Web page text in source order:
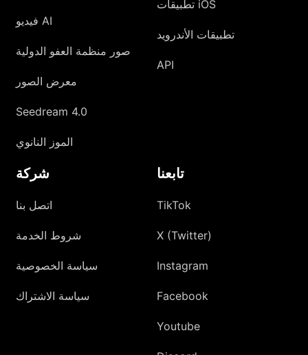
فيديو AI
صور منظمة العفو الدولية
معرض الصور
Seedream 4.0
الموز النانوي
تطبيقات iOS
تطبيقات الأندرويد
API
شركة
اتصل بنا
شروط الخدمة
سياسة الخصوصية
سياسة الاشتراك
تابعنا
TikTok
X (Twitter)
Instagram
Facebook
Youtube